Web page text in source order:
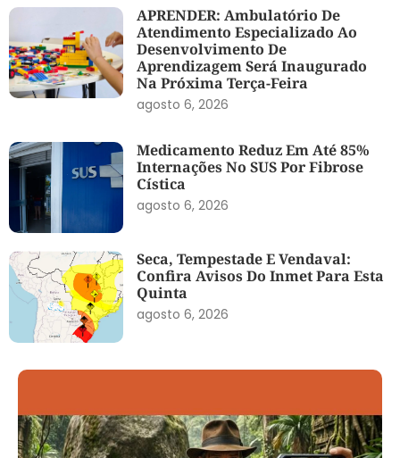
APRENDER: Ambulatório De
Atendimento Especializado Ao
Desenvolvimento De
Aprendizagem Será Inaugurado
Na Próxima Terça-Feira
agosto 6, 2026
Medicamento Reduz Em Até 85%
Internações No SUS Por Fibrose
Cística
agosto 6, 2026
Seca, Tempestade E Vendaval:
Confira Avisos Do Inmet Para Esta
Quinta
agosto 6, 2026